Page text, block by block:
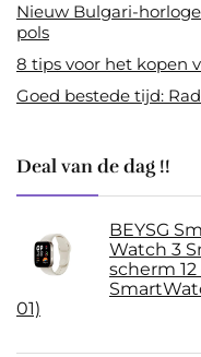
Nieuw Bulgari-
pols
8 tips voor het kopen
Goed bestede tijd:
Deal van de dag !!
BEYSG
Watch 3
scherm
01)